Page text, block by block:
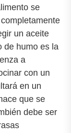
se
un aceite
de humo es la
a
con un
en un
que se
debe ser